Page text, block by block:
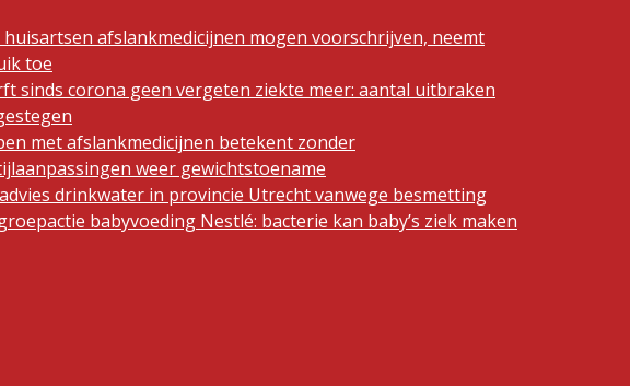
huisartsen afslankmedicijnen mogen voorschrijven, neemt
toe
sinds corona geen vergeten ziekte meer: aantal uitbraken
met afslankmedicijnen betekent zonder
weer gewichtstoename
drinkwater in provincie Utrecht vanwege besmetting
babyvoeding Nestlé: bacterie kan baby’s ziek maken